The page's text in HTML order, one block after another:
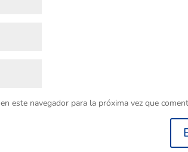
este navegador para la próxima vez que